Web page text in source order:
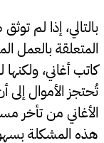
بالتالي، إذا لم
المتعلقة بالعمل
كاتب أغاني،
تُحتجز الأموال
الأغاني من تأخر
هذه المشكلة